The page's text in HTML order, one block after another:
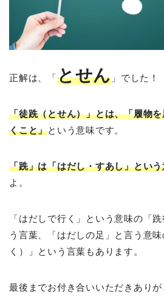
正解は、「とせん 」でした！
「徒跣（とせん）」とは、「履物
くこと」という意味です。
「跣」は「はだし・すあし」とい
よ。
「はだしで行く」という意味の「
う言葉、「はだしの足」と言う意
く）」という言葉もあります。
最後までお付き合いいただきありが